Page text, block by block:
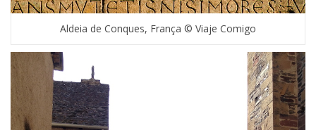
Aldeia de Conques, França © Viaje Comigo